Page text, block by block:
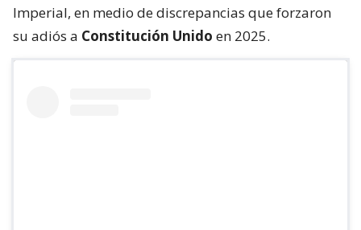
Imperial, en medio de discrepancias que forzaron
su adiós a Constitución Unido en 2025.